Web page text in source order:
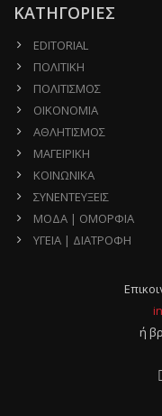
ΚΑΤΗΓΟΡΙΕΣ
EDITORIAL
ΠΟΛΙΤΙΚΗ
ΠΟΛΙΤΙΣΜΟΣ
ΟΙΚΟΝΟΜΙΑ
ΑΘΛΗΤΙΣΜΟΣ
ΜΑΓΕΙΡΙΚΗ
ΚΟΙΝΩΝΙΚΑ
ΣΥΝΕΝΤΕΥΞΕΙΣ
ΜΟΔΑ | ΟΜΟΡΦΙΑ
ΥΓΕΙΑ | ΔΙΑΤΡΟΦΗ
ή